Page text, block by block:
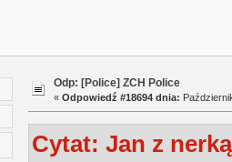
Odp: [Police] ZCH Police
« Odpowiedź #18694 dnia:
Cytat: Jan z